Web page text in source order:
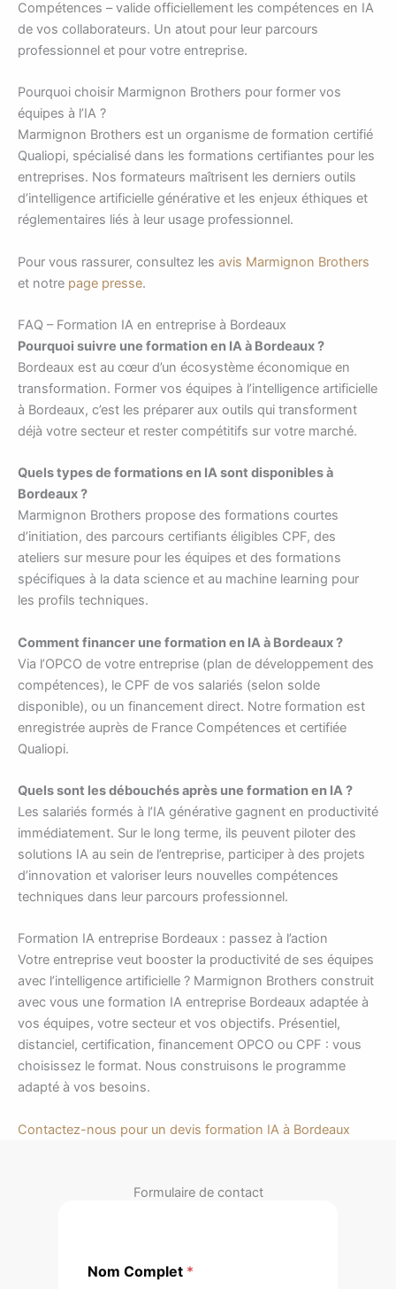
Compétences – valide officiellement les compétences en IA
de vos collaborateurs. Un atout pour leur parcours
professionnel et pour votre entreprise.
Pourquoi choisir Marmignon Brothers pour former vos
équipes à l’IA ?
Marmignon Brothers est un organisme de formation certifié
Qualiopi, spécialisé dans les formations certifiantes pour les
entreprises. Nos formateurs maîtrisent les derniers outils
d’intelligence artificielle générative et les enjeux éthiques et
réglementaires liés à leur usage professionnel.
Pour vous rassurer, consultez les avis Marmignon Brothers
et notre page presse.
FAQ – Formation IA en entreprise à Bordeaux
Pourquoi suivre une formation en IA à Bordeaux ?
Bordeaux est au cœur d’un écosystème économique en
transformation. Former vos équipes à l’intelligence artificielle
à Bordeaux, c’est les préparer aux outils qui transforment
déjà votre secteur et rester compétitifs sur votre marché.
Quels types de formations en IA sont disponibles à
Bordeaux ?
Marmignon Brothers propose des formations courtes
d’initiation, des parcours certifiants éligibles CPF, des
ateliers sur mesure pour les équipes et des formations
spécifiques à la data science et au machine learning pour
les profils techniques.
Comment financer une formation en IA à Bordeaux ?
Via l’OPCO de votre entreprise (plan de développement des
compétences), le CPF de vos salariés (selon solde
disponible), ou un financement direct. Notre formation est
enregistrée auprès de France Compétences et certifiée
Qualiopi.
Quels sont les débouchés après une formation en IA ?
Les salariés formés à l’IA générative gagnent en productivité
immédiatement. Sur le long terme, ils peuvent piloter des
solutions IA au sein de l’entreprise, participer à des projets
d’innovation et valoriser leurs nouvelles compétences
techniques dans leur parcours professionnel.
Formation IA entreprise Bordeaux : passez à l’action
Votre entreprise veut booster la productivité de ses équipes
avec l’intelligence artificielle ? Marmignon Brothers construit
avec vous une formation IA entreprise Bordeaux adaptée à
vos équipes, votre secteur et vos objectifs. Présentiel,
distanciel, certification, financement OPCO ou CPF : vous
choisissez le format. Nous construisons le programme
adapté à vos besoins.
Contactez-nous pour un devis formation IA à Bordeaux
Formulaire de contact
Nom Complet *